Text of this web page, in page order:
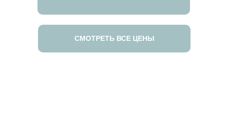
СМОТРЕТЬ ВСЕ ЦЕНЫ